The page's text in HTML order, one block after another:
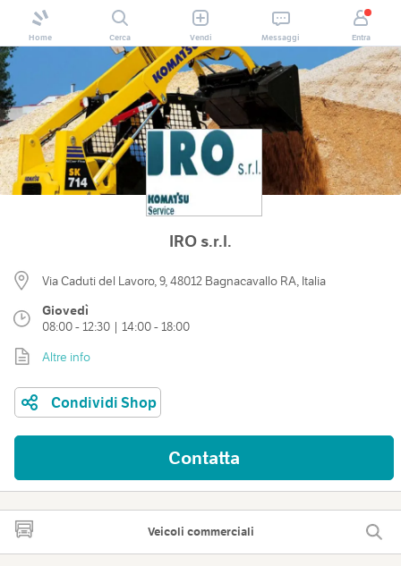
Home Cerca Vendi Messaggi Entra
IRO s.r.l.
Via Caduti del Lavoro, 9, 48012 Bagnacavallo RA, Italia
Giovedì
08:00 - 12:30 | 14:00 - 18:00
Altre info
Condividi Shop
Contatta
Veicoli commerciali